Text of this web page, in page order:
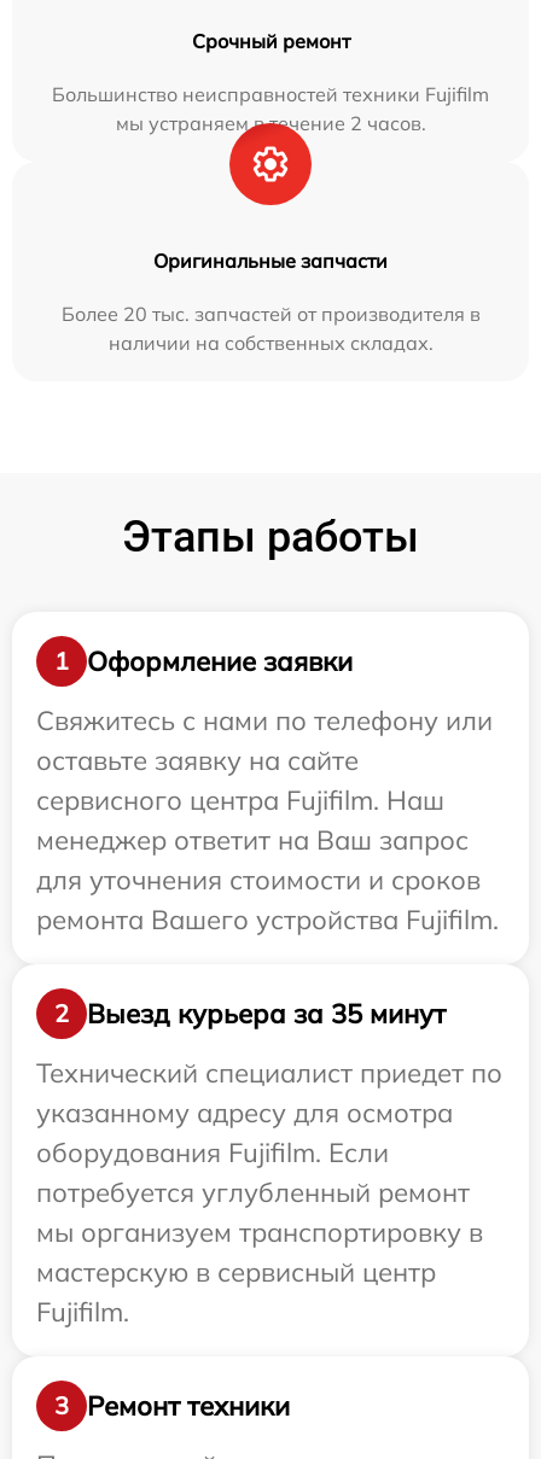
Срочный ремонт
Большинство неисправностей техники Fujifilm
мы устраняем в течение 2 часов.
Оригинальные запчасти
Более 20 тыс. запчастей от производителя в
наличии на собственных складах.
Этапы работы
1
Оформление заявки
Свяжитесь с нами по телефону или
оставьте заявку на сайте
сервисного центра Fujifilm. Наш
менеджер ответит на Ваш запрос
для уточнения стоимости и сроков
ремонта Вашего устройства Fujifilm.
2
Выезд курьера за 35 минут
Технический специалист приедет по
указанному адресу для осмотра
оборудования Fujifilm. Если
потребуется углубленный ремонт
мы организуем транспортировку в
мастерскую в сервисный центр
Fujifilm.
3
Ремонт техники